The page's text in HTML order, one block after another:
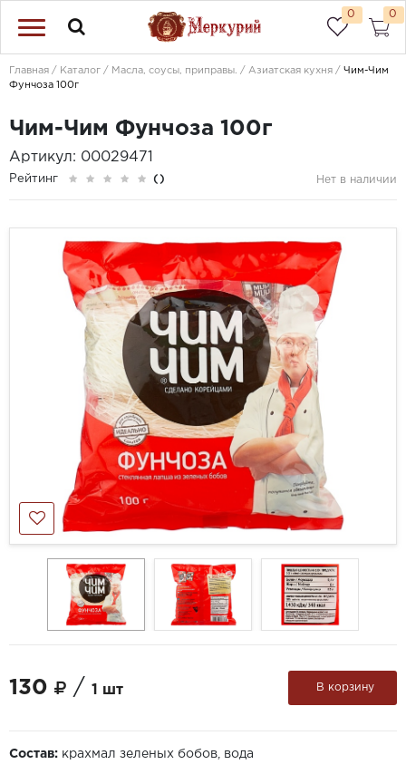
0 0
Главная Каталог Масла, соусы, приправы. Азиатская кухня
Чим-Чим
Фунчоза 100г
Чим-Чим Фунчоза 100г
Артикул: 00029471
Рейтинг () Нет в наличии
130 / 1 шт В корзину
Состав: крахмал зеленых бобов, вода